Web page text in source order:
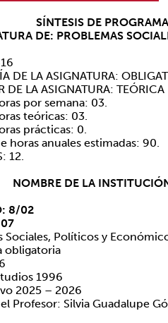
SÍNTESIS DE
DE: PROBLEMAS
DE LA ASIGNATURA:
DE LA ASIGNATURA: TEÓRICA
por semana: 03.
teóricas: 03.
prácticas: 0.
horas anuales estimadas: 90.
12.
NOMBRE DE LA
8/02
Sociales, Políticos y
obligatoria
1996
2025 – 2026
Profesor: Silvia Guadalupe